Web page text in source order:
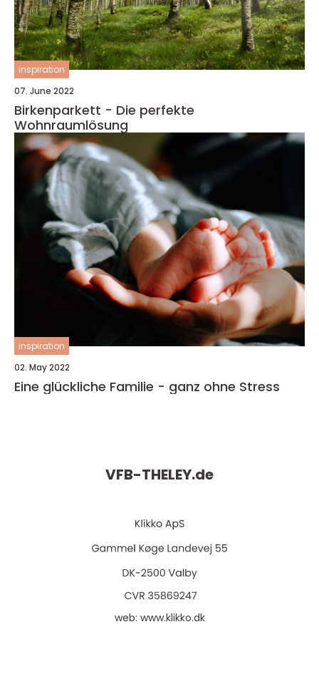
inspiration
07. June 2022
Birkenparkett - Die perfekte
Wohnraumlösung
inspiration
02. May 2022
Eine glückliche Familie - ganz ohne Stress
VFB-THELEY.de
web: www.klikko.dk